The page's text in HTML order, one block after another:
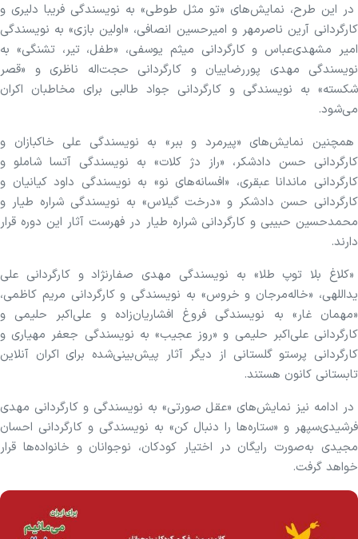
در این طرح، نمایش‌های «تو مثل طوطی» به نویسندگی فریبا دلیری و
کارگردانی آرین ناصرمهر و امیرحسین انصافی، «اولین بازی» به نویسندگی
امیر مشهدی‌عباس و کارگردانی میثم یوسفی، «طفل، تیر، تشنگی» به
نویسندگی مهدی پوررضاییان و کارگردانی حجت‌اله ناظری و «قصر
شکسته» به نویسندگی و کارگردانی جواد طالبی برای مخاطبان اکران
می‌شود.
همچنین نمایش‌های «پیرمرد و ببر» به نویسندگی علی خاکبازان و
کارگردانی حسن دادشکر، «راز دژ کلات» به نویسندگی آتسا شاملو و
کارگردانی ماندانا عبقری، «افسانه‌های نو» به نویسندگی داود کیانیان و
کارگردانی حسن دادشکر و «درخت گیلاس» به نویسندگی شراره طیار و
محمدحسین حبیبی و کارگردانی شراره طیار در فهرست آثار این دوره قرار
دارند.
«کلاغ بلا توپ طلا» به نویسندگی مهدی صفارنژاد و کارگردانی علی
یداللهی، «خاله‌مرجان و خروس» به نویسندگی و کارگردانی مریم کاظمی،
«مهمان غار» به نویسندگی فروغ افشاریان‌زاده و علی‌اکبر حلیمی و
کارگردانی علی‌اکبر حلیمی و «روز عجیب» به نویسندگی جعفر مهیاری و
کارگردانی پرستو گلستانی از دیگر آثار پیش‌بینی‌شده برای اکران آنلاین
تابستانی کانون هستند.
در ادامه نیز نمایش‌های «عقل صورتی» به نویسندگی و کارگردانی مهدی
فرشیدی‌سپهر و «ستاره‌ها را دنبال کن» به نویسندگی و کارگردانی احسان
مجیدی به‌صورت رایگان در اختیار کودکان، نوجوانان و خانواده‌ها قرار
خواهد گرفت.